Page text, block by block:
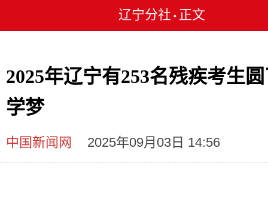
辽宁分社 • 正文
2025年辽宁有253名残疾考生
学梦
中国新闻网 2025年09月03日 14:56